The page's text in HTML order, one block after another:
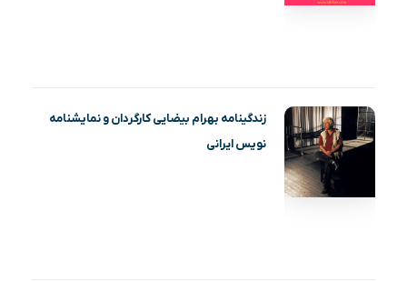
زندگینامه بهرام بیضایی کارگردان و نمایشنامه
نویس ایرانی